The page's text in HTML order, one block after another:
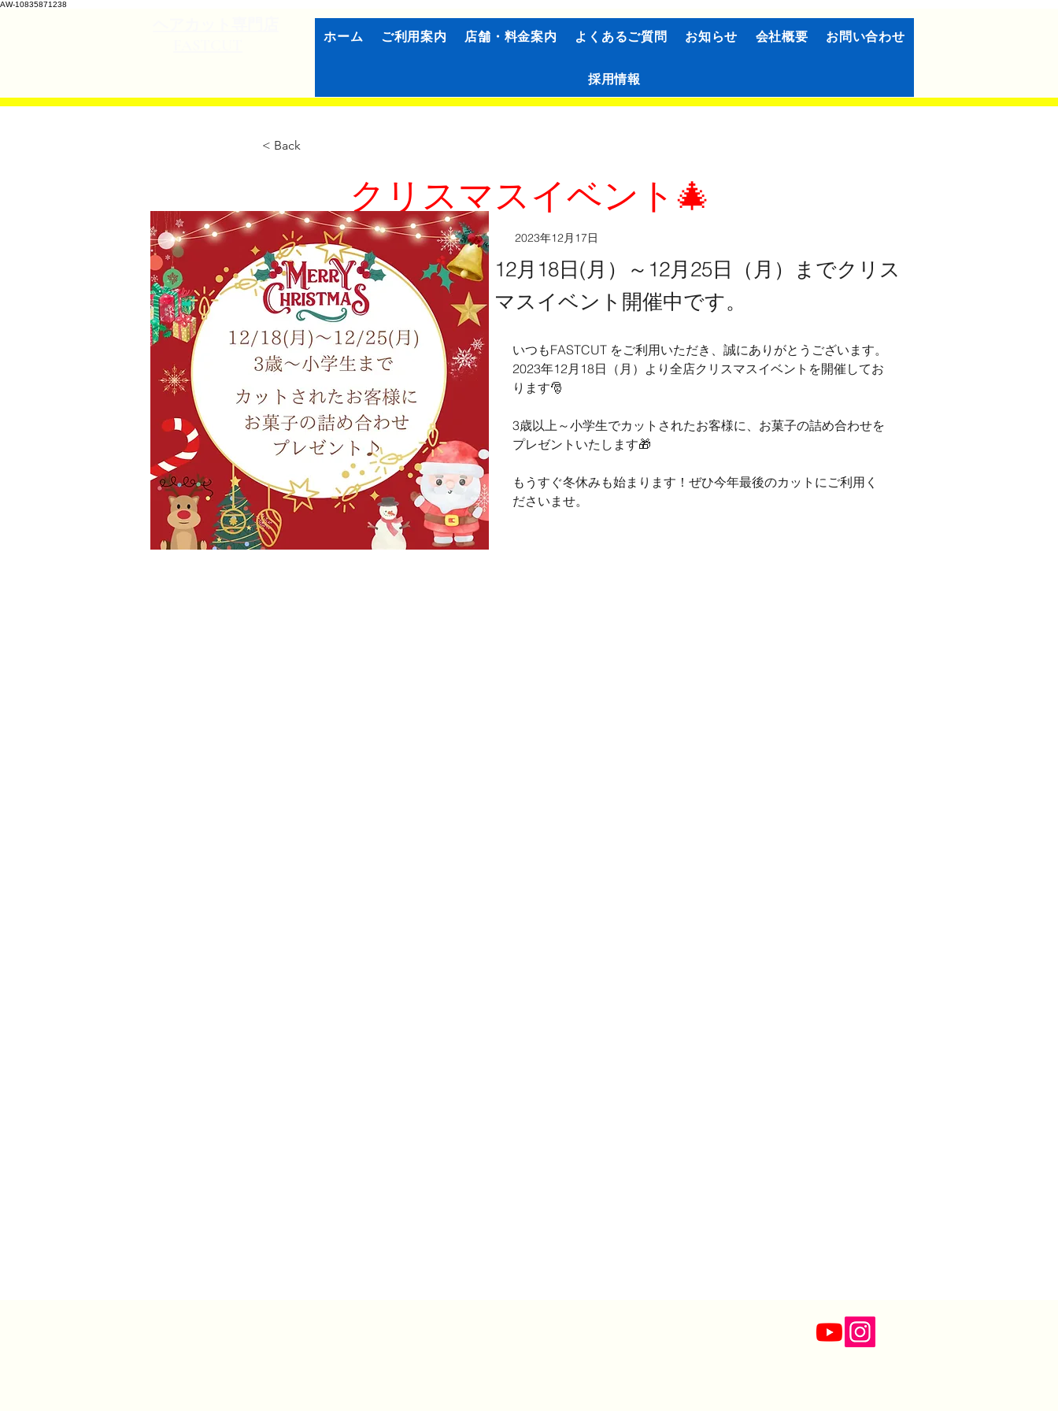
AW-10835871238
ホーム ご利用案内 店舗・料金案内 よくあるご質問 お知らせ 会社概要 お問い合わせ
採用情報
< Back
クリスマスイベント🎄
2023年12月17日
12月18日(月）～12月25日（月）までクリス
マスイベント開催中です。
いつもFASTCUT をご利用いただき、誠にありがとうございます。
2023年12月18日（月）より全店クリスマスイベントを開催してお
ります🎅
3歳以上～小学生でカットされたお客様に、お菓子の詰め合わせを
プレゼントいたします🎁
もうすぐ冬休みも始まります！ぜひ今年最後のカットにご利用く
ださいませ。